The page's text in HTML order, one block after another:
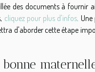
des documents à fournir
cliquez pour plus d'infos .
d'aborder cette étape